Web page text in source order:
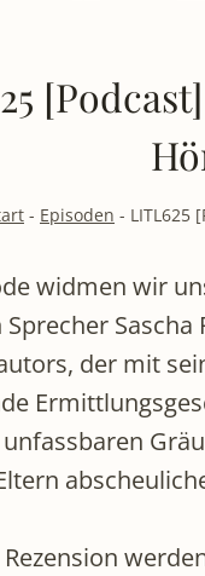
- Episoden - LITL625
widmen wir
der mit